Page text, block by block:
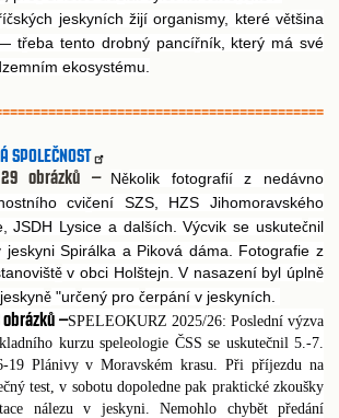
íčských jeskyních žijí organismy, které většina
třeba tento drobný pancířník, který má své
ekosystému.
SPOLEČNOST
obrázků – Několik fotografií z nedávno
cvičení SZS, HZS Jihomoravského
JSDH Lysice a dalších. Výcvik se uskutečnil
Spirálka a Piková dáma. Fotografie z
ěv obci Holštejn. V nasazení byl úplně
ě "určený pro čerpání v jeskyních.
–SPELEOKURZ 2025/26: Poslední výzva
kurzu speleologie ČSS se uskutečnil 5.-7.
19 Plánivy v Moravském krasu. Při příjezdu na
test, v sobotu dopoledne pak praktické zkoušky
nálezu v jeskyni. Nemohlo chybět předání